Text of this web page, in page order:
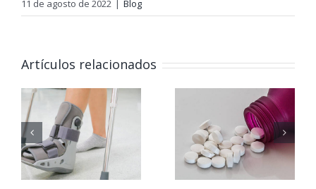
11 de agosto de 2022 | Blog
Artículos relacionados
¿Hay
diferencia
entre
medicamentos
en sobres o
Cuida tu piel
durante el
verano